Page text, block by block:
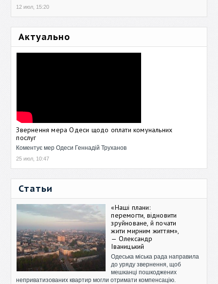
12 июл, 15:20
Актуально
Звернення мера Одеси щодо оплати комунальних
послуг
Коментує мер Одеси Геннадій Труханов
25 июл, 10:47
Статьи
«Наші плани:
перемогти, відновити
зруйноване, й почати
жити мирним життям»,
— Олександр
Іваницький
Одеська міська рада направила
до уряду звернення, щоб
мешканці пошкоджених
неприватизованих квартир могли отримати компенсацію.